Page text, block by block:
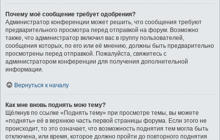
Почему моё сообщение требует одобрения?
Администратор конференции может решить, что сообщения требуют
предварительного просмотра перед отправкой на форум. Возможно
также, что администратор включил вас в группу пользователей,
сообщения которых, по его или её мнению, должны быть предварительно
просмотрены перед отправкой. Пожалуйста, свяжитесь с
администратором конференции для получения дополнительной
информации.
Вернуться к началу
Как мне вновь поднять мою тему?
Щёлкнув по ссылке «Поднять тему» при просмотре темы, вы можете
«поднять» её в верхнюю часть первой страницы форума. Если этого не
происходит, то это означает, что возможность поднятия тем могла быть
отключена, или время, которое должно пройти до повторного поднятия